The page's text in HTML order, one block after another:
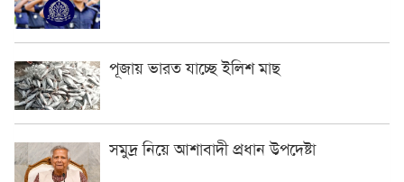
পূজায় ভারত যাচ্ছে ইলিশ মাছ
সমুদ্র নিয়ে আশাবাদী প্রধান উপদেষ্টা